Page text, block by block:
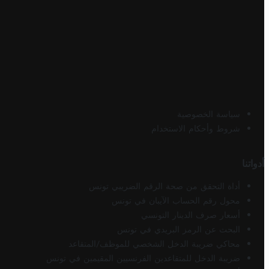
سياسة الخصوصية
شروط وأحكام الاستخدام
أدواتنا
أداة التحقق من صحة الرقم الضريبي تونس
محول رقم الحساب الآيبان في تونس
أسعار صرف الدينار التونسي
البحث عن الرمز البريدي في تونس
محاكي ضريبة الدخل الشخصي للموظف/المتقاعد
ضريبة الدخل للمتقاعدين الفرنسيين المقيمين في تونس